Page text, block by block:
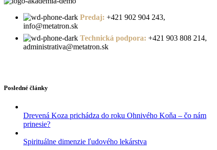
Predaj: +421 902 904 243,
info@metatron.sk
Technická podpora: +421 903 808 214,
administrativa@metatron.sk
Posledné články
Drevená Koza prichádza do roku Ohnivého Koňa – čo nám
prinesie?
Spirituálne dimenzie ľudového lekárstva